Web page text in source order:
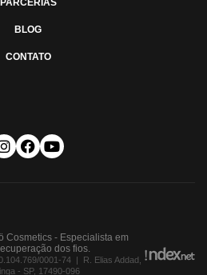
BLOG
CONTATO
Cosmetics - Especialista em
dos fios.
0001-74 | R. Elias Addad,
- SP, 17490-096